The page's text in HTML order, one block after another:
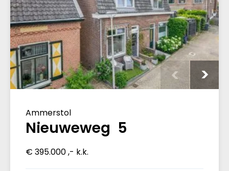
Ammerstol
Nieuweweg 5
€ 395.000 ,- k.k.